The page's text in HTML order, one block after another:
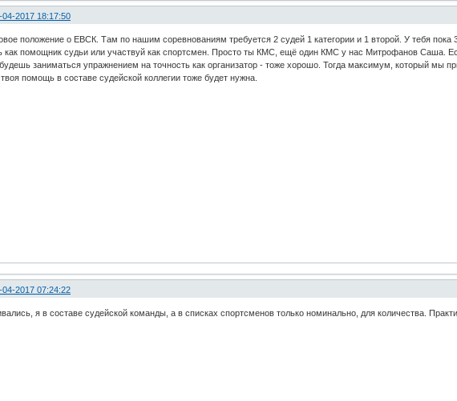
04-2017 18:17:50
положение о ЕВСК. Там по нашим соревнованиям требуется 2 судей 1 категории и 1 второй. У тебя пока
помощник судьи или участвуй как спортсмен. Просто ты КМС, ещё один КМС у нас Митрофанов Саша.
заниматься упражнением на точность как организатор - тоже хорошо. Тогда максимум, который мы
помощь в составе судейской коллегии тоже будет нужна.
04-2017 07:24:22
я в составе судейской команды, а в списках спортсменов только номинально, для количества.